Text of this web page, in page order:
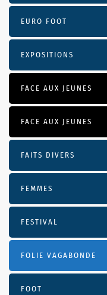
EURO FOOT
EXPOSITIONS
FACE AUX JEUNES
FACE AUX JEUNES
FAITS DIVERS
FEMMES
FESTIVAL
FOLIE VAGABONDE
FOOT